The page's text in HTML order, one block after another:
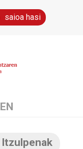
saioa hasi
EN
Itzulpenak